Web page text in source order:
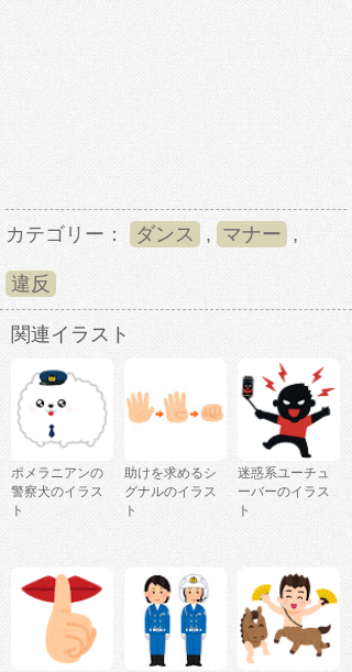
カテゴリー： ダンス , マナー ,
違反
関連イラスト
ポメラニアンの
警察犬のイラス
ト
助けを求めるシ
グナルのイラス
ト
迷惑系ユーチュ
ーバーのイラス
ト